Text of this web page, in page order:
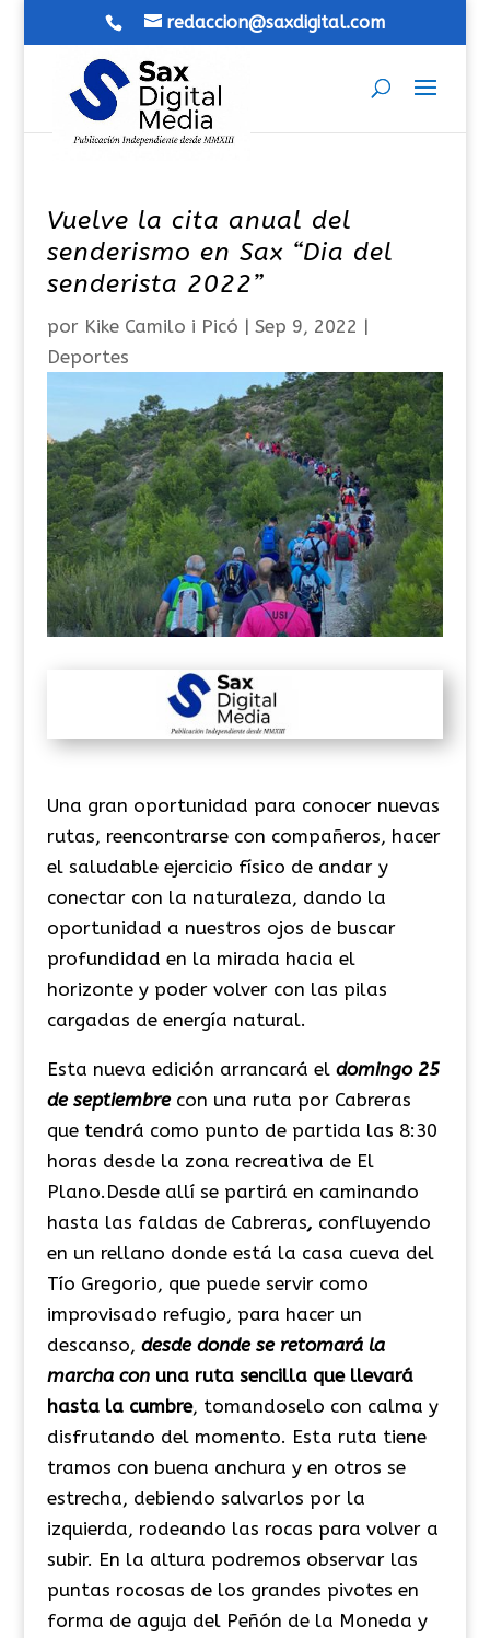
redaccion@saxdigital.com
Vuelve la cita anual del
senderismo en Sax “Dia del
senderista 2022”
por Kike Camilo i Picó | Sep 9, 2022 |
Deportes
Una gran oportunidad para conocer nuevas
rutas, reencontrarse con compañeros, hacer
el saludable ejercicio físico de andar y
conectar con la naturaleza, dando la
oportunidad a nuestros ojos de buscar
profundidad en la mirada hacia el
horizonte y poder volver con las pilas
cargadas de energía natural.
Esta nueva edición arrancará el domingo 25
de septiembrecon una ruta por Cabreras
que tendrá como punto de partida las 8:30
horas desde la zona recreativa de El
Plano.Desde allí se partirá en caminando
hasta las faldas de Cabreras, confluyendo
en un rellano donde está la casa cueva del
Tío Gregorio, que puede servir como
improvisado refugio, para hacer un
descanso, desde donde se retomará la
marcha con una ruta sencilla que llevará
hasta la cumbre, tomandoselo con calma y
disfrutando del momento. Esta ruta tiene
tramos con buena anchura y en otros se
estrecha, debiendo salvarlos por la
izquierda, rodeando las rocas para volver a
subir. En la altura podremos observar las
puntas rocosas de los grandes pivotes en
forma de aguja del Peñón de la Moneda y